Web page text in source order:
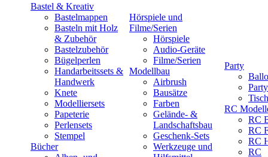
Bastel & Kreativ
Bastelmappen
Basteln mit Holz
& Zubehör
Bastelzubehör
Bügelperlen
Handarbeitssets &
Handwerk
Knete
Modelliersets
Papeterie
Perlensets
Stempel
Bücher
Hörspiele und
Filme/Serien
Hörspiele
Audio-Geräte
Filme/Serien
Modellbau
Airbrush
Bausätze
Farben
Gelände- &
Landschaftsbau
Geschenk-Sets
Werkzeuge und
Party
RC
RC
RC
RC
RC